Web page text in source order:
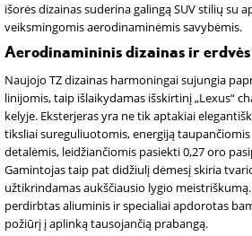
išorės dizainas suderina galingą SUV stilių su
veiksmingomis aerodinaminėmis savybėmis.
Aerodinamininis dizainas ir
Naujojo TZ dizainas harmoningai sujungia
linijomis, taip išlaikydamas išskirtinį „Lexus“
kelyje. Eksterjeras yra ne tik aptakiai
tiksliai sureguliuotomis, energiją
detalėmis, leidžiančiomis pasiekti 0,27 oro
Gamintojas taip pat didžiulį dėmesį skiria
užtikrindamas aukščiausio lygio
perdirbtas aliuminis ir specialiai apdorotas
požiūrį į aplinką tausojančią prabangą.